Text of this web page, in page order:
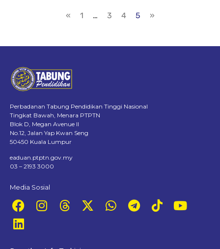
« 1 … 3 4 5 »
Perbadanan Tabung Pendidikan Tinggi Nasional
Tingkat Bawah, Menara PTPTN
Blok D, Megan Avenue II
No.12, Jalan Yap Kwan Seng
50450 Kuala Lumpur
eaduan.ptptn.gov.my
03 – 2193 3000
Media Sosial